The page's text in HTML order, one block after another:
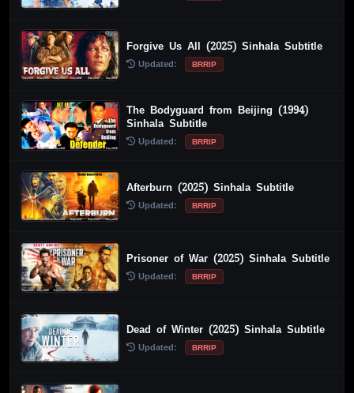
Forgive Us All (2025) Sinhala Subtitle
Updated: BRRIP
The Bodyguard from Beijing (1994)
Sinhala Subtitle
Updated: BRRIP
Afterburn (2025) Sinhala Subtitle
Updated: BRRIP
Prisoner of War (2025) Sinhala Subtitle
Updated: BRRIP
Dead of Winter (2025) Sinhala Subtitle
Updated: BRRIP